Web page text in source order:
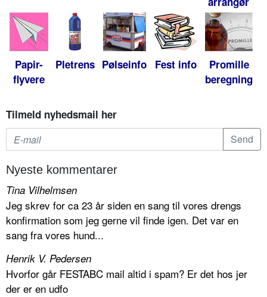
Papir-
flyvere
Pletrens Pølseinfo Fest info
Promille
beregning
Tilmeld nyhedsmail her
Nyeste kommentarer
Tina Vilhelmsen
Jeg skrev for ca 23 år siden en sang til vores drengs
konfirmation som jeg gerne vil finde igen. Det var en
sang fra vores hund...
Henrik V. Pedersen
Hvorfor går FESTABC mail altid i spam? Er det hos jer
der er en udfo